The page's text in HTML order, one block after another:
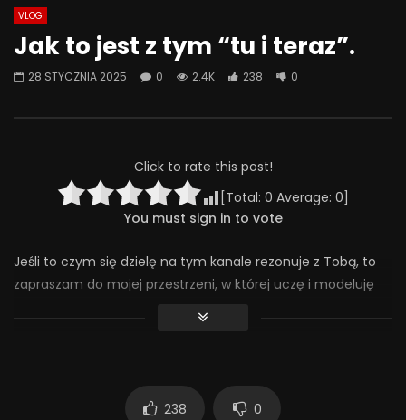
Alkohol, leki antydepresyjne (SSRI)
i benzodiazepiny – FATALNE
#143
23 GRUDNIA 2025
VLOG
Jak to jest z tym “tu i teraz”.
28 STYCZNIA 2025 0 2.4K 238 0
Click to rate this post!
[Total: 0 Average: 0]
You must sign in to vote
Jeśli to czym się dzielę na tym kanale rezonuje z Tobą, to
zapraszam do mojej przestrzeni, w której uczę i modeluję
238 0